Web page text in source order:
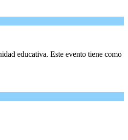
educativa. Este evento tiene como